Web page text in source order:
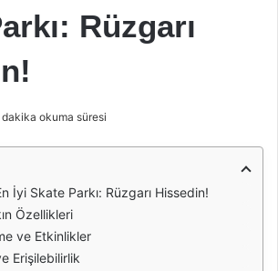
Rüzgarı
dakika okuma süresi
İyi Skate Parkı: Rüzgarı Hissedin!
Özellikleri
ve Etkinlikler
Erişilebilirlik